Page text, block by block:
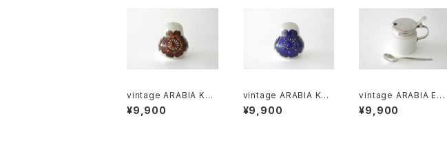
vintage ARABIA KÖ
ÖKKI salt＆pepper s
haker brown / ヴィン
¥9,900
vintage ARABIA KÖ
ÖKKI salt＆pepper s
haker cobalt / ヴィン
¥9,900
vintage ARABIA EK
model musterd pot
/ ヴィンテージ アラビア
¥9,900